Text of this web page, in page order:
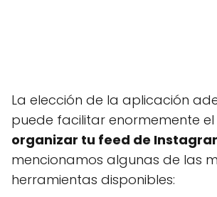
La elección de la aplicación
puede facilitar enormemente
organizar tu feed de
mencionamos algunas de las
herramientas disponibles: